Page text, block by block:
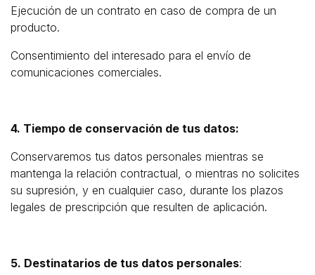
Ejecución de un contrato en caso de compra de un
producto.
Consentimiento del interesado para el envío de
comunicaciones comerciales.
4. Tiempo de conservación de tus datos:
Conservaremos tus datos personales mientras se
mantenga la relación contractual, o mientras no solicites
su supresión, y en cualquier caso, durante los plazos
legales de prescripción que resulten de aplicación.
5. Destinatarios de tus datos personales: